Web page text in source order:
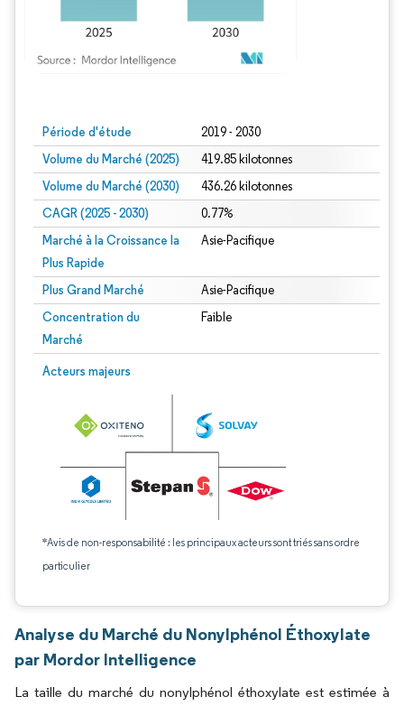
Période d'étude 2019 - 2030
Volume du Marché (2025) 419.85 kilotonnes
Volume du Marché (2030) 436.26 kilotonnes
CAGR (2025 - 2030) 0.77%
Marché à la Croissance la
Plus Rapide
Asie-Pacifique
Plus Grand Marché Asie-Pacifique
Concentration du
Marché
Faible
Acteurs majeurs
*Avis de non-responsabilité : les principaux acteurs sont triés sans ordre
particulier
Analyse du Marché du Nonylphénol Éthoxylate
par Mordor Intelligence
La taille du marché du nonylphénol éthoxylate est estimée à